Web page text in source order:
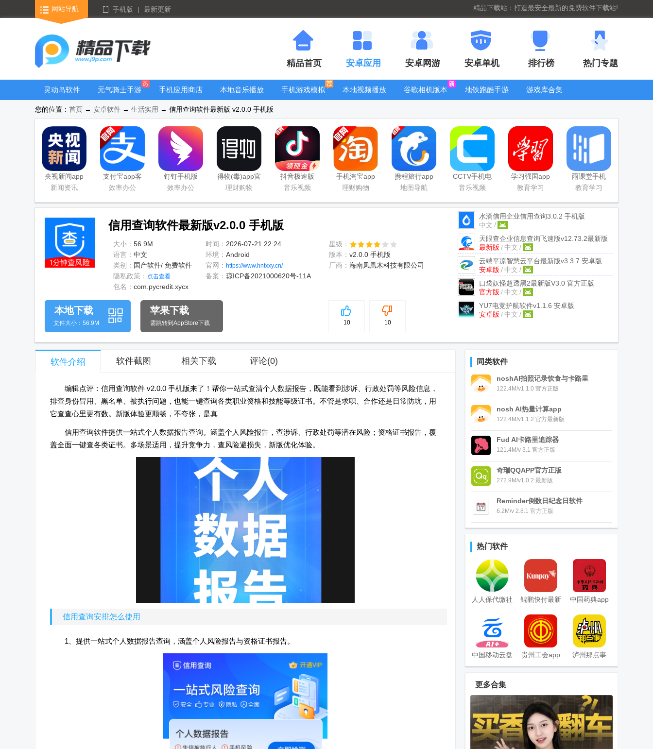
网站导航 手机版 | 最新更新 精品下载站：打造最安全最新的免费软件下载站!
精品首页 安卓应用 安卓网游 安卓单机 排行榜 热门专题
灵动岛软件
元气骑士手游
手机应用商店
本地音乐播放
手机游戏模拟
本地视频播放
谷歌相机版本
地铁跑酷手游
游戏库合集
看器
您的位置： 首页 → 安卓软件 → 生活实用 → 信用查询软件最新版 v2.0.0 手机版
央视新闻app
移动版客户端
新闻资讯
支付宝app客
户端
效率办公
钉钉手机版
app
效率办公
得物(毒)app官
方版
理财购物
抖音极速版
app正版
音乐视频
手机淘宝app
客户端
理财购物
携程旅行app
手机版
地图导航
CCTV手机电
视直播软件
音乐视频
学习强国app
手机版
教育学习
雨课堂手机
app
教育学习
信用查询软件最新版v2.0.0 手机版
大小： 56.9M 时间： 2026-07-21 22:24
星级：
语言： 中文 环境： Android 版本： v2.0.0 手机版
类别： 国产软件/ 免费软件 官网： https://www.hntxxy.cn/ 厂商： 海南凤凰木科技有限公司
隐私政策： 点击查看 备案： 琼ICP备2021000620号-11A
包名： com.pycredit.xycx
水滴信用企业信用查询3.0.2 手机版
中文 /
天眼查企业信息查询飞速版v12.73.2最新版
最新版 / 中文 /
云端平凉智慧云平台最新版v3.3.7 安卓版
安卓版 / 中文 /
口袋妖怪超透黑2最新版V3.0 官方正版
官方版 / 中文 /
YU7电竞护航软件v1.1.6 安卓版
安卓版 / 中文 /
5
10 10
本地下载
文件大小：56.9M
苹果下载
需跳转到AppStore下载
软件介绍 软件截图 相关下载 评论(0)
编辑点评：信用查询软件 v2.0.0 手机版来了！帮你一站式查清个人数据报告，既能看到涉诉、行政处罚等风险信息，
排查身份冒用、黑名单、被执行问题，也能一键查询各类职业资格和技能等级证书。不管是求职、合作还是日常防坑，用
它查查心里更有数。新版体验更顺畅，不夸张，是真
信用查询软件提供一站式个人数据报告查询。涵盖个人风险报告，查涉诉、行政处罚等潜在风险；资格证书报告，覆
盖全面一键查各类证书。多场景适用，提升竞争力，查风险避损失，新版优化体验。
信用查询安排怎么使用
1、提供一站式个人数据报告查询，涵盖个人风险报告与资格证书报告。
同类软件
noshAI拍照记录饮食与卡路里
122.4M/v1.1.0 官方正版
nosh AI热量计算app
122.4M/v1.1.2 官方最新版
Fud AI卡路里追踪器
121.4M/v 3.1 官方正版
奇瑞QQAPP官方正版
272.9M/v1.0.2 最新版
Reminder倒数日纪念日软件
6.2M/v 2.8.1 官方正版
热门软件
人人保代缴社
鲲鹏快付最新
客户端
中国药典app
中国移动云盘
官方版
贵州工会app
官方版
泸州那点事
app官方版
数英网客户端
指尖水务官方
下载
全国村镇建设
管理平台
更多合集